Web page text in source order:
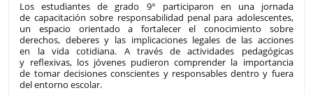
Los estudiantes de grado 9° participaron en una jornada
de capacitación sobre responsabilidad penal para adolescentes,
un espacio orientado a fortalecer el conocimiento sobre
derechos, deberes y las implicaciones legales de las acciones
en la vida cotidiana. A través de actividades pedagógicas
y reflexivas, los jóvenes pudieron comprender la importancia
de tomar decisiones conscientes y responsables dentro y fuera
del entorno escolar.